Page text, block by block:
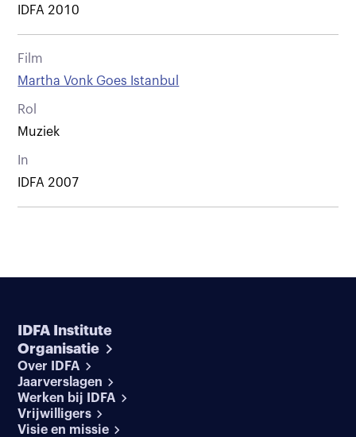
IDFA 2010
Film
Martha Vonk Goes Istanbul
Rol
Muziek
In
IDFA 2007
IDFA Institute
Organisatie
Over IDFA
Jaarverslagen
Werken bij IDFA
Vrijwilligers
Visie en missie